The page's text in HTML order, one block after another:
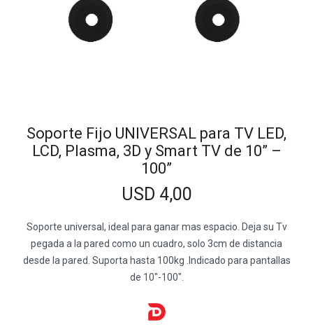
Soporte Fijo UNIVERSAL para TV LED,
LCD, Plasma, 3D y Smart TV de 10” –
100”
USD 4,00
Soporte universal, ideal para ganar mas espacio. Deja su Tv
pegada a la pared como un cuadro, solo 3cm de distancia
desde la pared. Suporta hasta 100kg .Indicado para pantallas
de 10″-100″.